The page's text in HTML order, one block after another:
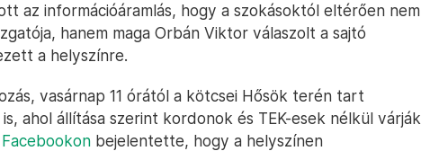
az információáramlás, hogy a szokásoktól eltérően nem
hanem maga Orbán Viktor válaszolt a sajtó
a helyszínre.
vasárnap 11 órától a kötcsei Hősök terén tart
ahol állítása szerint kordonok és TEK-esek nélkül várják
Facebookon bejelentette, hogy a helyszínen